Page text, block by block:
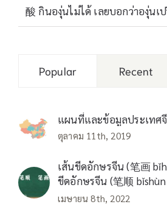
酸 กินองุ่นไม่ได้ เลยบอกว่าองุ่น
Popular Recent
แผนที่และข้อมูลประเทศ
ตุลาคม 11th, 2019
เส้นขีดอักษรจีน (笔画
ขีดอักษรจีน (笔顺
เมษายน 8th, 2022